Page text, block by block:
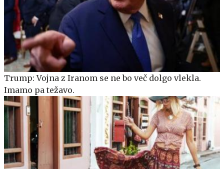
Trump: Vojna z Iranom se ne bo več dolgo vlekla.
Imamo pa težavo.